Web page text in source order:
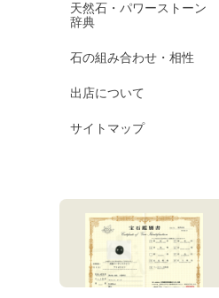
天然石・パワーストーン
辞典
石の組み合わせ・相性
出店について
サイトマップ